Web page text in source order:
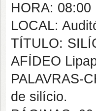
HORA: 08:00
LOCAL:
TÍTULO:
AFÍDEO
PALAVRAS-
de silício.